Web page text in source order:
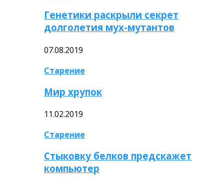
Генетики раскрыли секрет
долголетия мух-мутантов
07.08.2019
Старение
Мир хрупок
11.02.2019
Старение
Стыковку белков предскажет
компьютер